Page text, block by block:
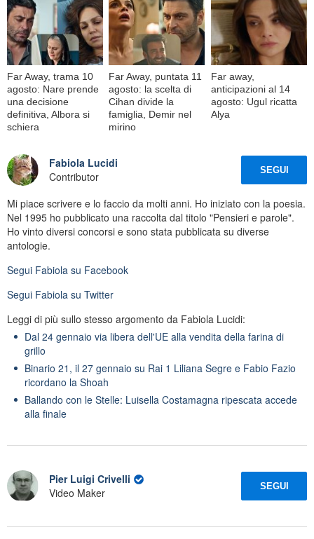
Far Away, trama 10
agosto: Nare prende
una decisione
definitiva, Albora si
schiera
Far Away, puntata 11
agosto: la scelta di
Cihan divide la
famiglia, Demir nel
mirino
Far away,
anticipazioni al 14
agosto: Ugul ricatta
Alya
Fabiola Lucidi
Contributor
SEGUI
Mi piace scrivere e lo faccio da molti anni. Ho iniziato con la poesia.
Nel 1995 ho pubblicato una raccolta dal titolo "Pensieri e parole".
Ho vinto diversi concorsi e sono stata pubblicata su diverse
antologie.
Segui Fabiola su Facebook
Segui Fabiola su Twitter
Leggi di più sullo stesso argomento da Fabiola Lucidi:
Dal 24 gennaio via libera dell'UE alla vendita della farina di
grillo
Binario 21, il 27 gennaio su Rai 1 Liliana Segre e Fabio Fazio
ricordano la Shoah
Ballando con le Stelle: Luisella Costamagna ripescata accede
alla finale
Pier Luigi Crivelli
Video Maker
SEGUI